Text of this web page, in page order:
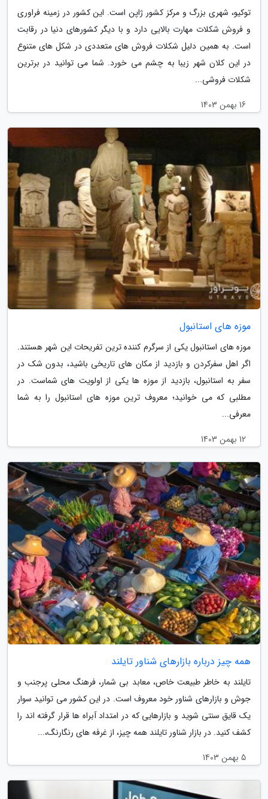
توکیو، شهری بزرگ و مرکز کشور ژاپن است. این کشور در زمینه فراوری
و فروش شکلات مهارت بالایی دارد و با دیگر کشورهای دنیا در رقابت
است. به همین دلیل شکلات فروش های متعددی در شکل های متنوع
در این کلان شهر زیبا به چشم می خورد. شما می توانید در برترین
شکلات فروشی...
16 بهمن 1403
موزه های استانبول
موزه های استانبول یکی از سرگرم کننده ترین تفریحات این شهر هستند.
اگر اهل سفرکردن و بازدید از مکان های تاریخی باشید، بدون شک در
سفر به استانبول، بازدید از موزه ها یکی از اولویت های شماست. در
مطلبی که می خوانید؛ معروف ترین موزه های استانبول را به شما
معرفی...
12 بهمن 1403
همه چیز درباره بازارهای شناور تایلند
تایلند به خاطر طبیعت خاص، معابد بی شمار، فرهنگ محلی پرجنب و
جوش و بازارهای شناور خود معروف است. در این کشور می توانید سوار
یک قایق سنتی شوید و بازارهایی که در امتداد آبراه ها قرار گرفته اند را
کشف کنید. در بازار شناور تایلند همه چیز، از غرفه های رنگارنگ،...
5 بهمن 1403